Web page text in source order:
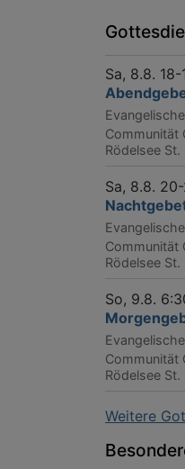
Sa, 8.8.
Communität
Rödelsee St.
Sa, 8.8.
Communität
Rödelsee St.
So, 9.8.
Communität
Rödelsee St.
Weitere